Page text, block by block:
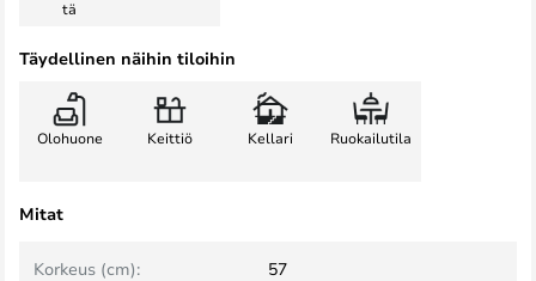
tä
Täydellinen näihin tiloihin
Olohuone Keittiö Kellari Ruokailutila
Mitat
Korkeus (cm):
57